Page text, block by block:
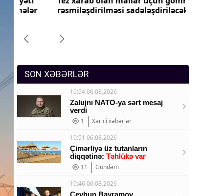
rəsmiləşdirilməsi sadələşdiriləcək
SON XƏBƏRLƏR
10:54 06.08.2026
Zalujnı NATO-ya sərt mesaj
verdi
1
Xarici xəbərlər
10:51 06.08.2026
Çimərliyə üz tutanların
diqqətinə: Təhlükə var
11
Gündəm
10:46 06.08.2026
Ceyhun Bayramov